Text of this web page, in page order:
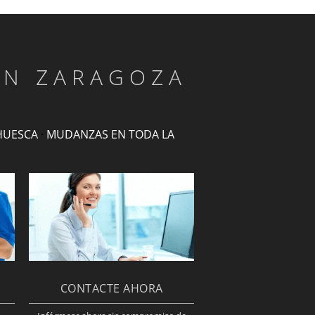
ZARAGOZA
· MUDANZAS EN TODA LA
CONTACTE AHORA